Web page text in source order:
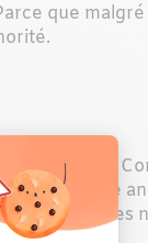
que
des autres ?
la première
bonnes notes